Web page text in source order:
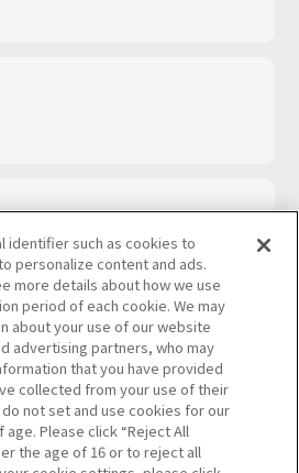
ャルメディアポリシー
取り扱いに関する保護方針
identifier such as cookies to
personalize content and ads.
more details about how we use
period of each cookie. We may
about your use of our website
advertising partners, who may
that you have provided
collected from your use of their
not set and use cookies for our
Please click “Reject All
the age of 16 or to reject all